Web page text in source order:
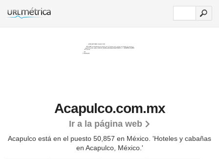
Acapulco.com.mx
Ir a la página web
Acapulco está en el puesto 50,857 en México. 'Hoteles y cabañas
en Acapulco, México.'